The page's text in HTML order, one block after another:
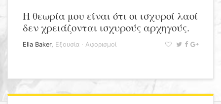
Η θεωρία μου είναι ότι οι ισχυροί λαοί
δεν χρειάζονται ισχυρούς αρχηγούς.
Ella Baker, Εξουσία · Αφορισμοί